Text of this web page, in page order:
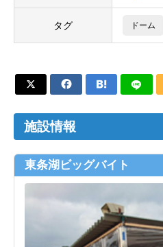
タグ ドーム
  
施設情報
東条湖ビッグバイト